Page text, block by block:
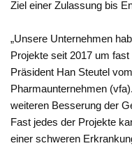
Ziel einer Zulassung bis
„Unsere Unternehmen
Projekte seit 2017 um
Präsident Han Steutel
Pharmaunternehmen
weiteren Besserung der
Fast jedes der Projekte
einer schweren